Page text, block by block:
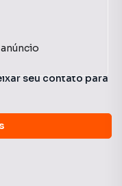
novas
mas você pode
seu contato para